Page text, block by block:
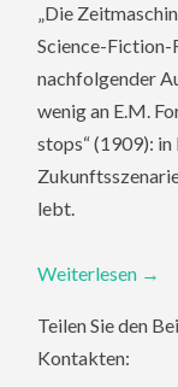
„Die
Science-Fiction-
nachfolgender
wenig an E.M.
stops“ (1909):
lebt.
Weiterlesen →
Teilen Sie den
Kontakten: